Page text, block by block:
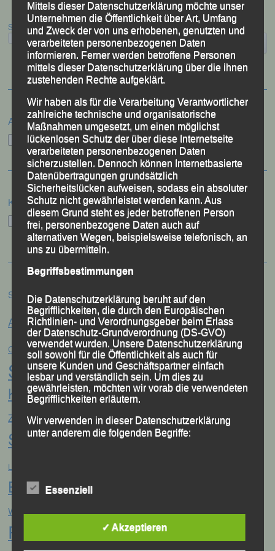
Suchen
Archiv
Archiv
Kategorien
Kategorien
Schlagwörter
Alex SellnerAnna Drexler Anne Schregle Arnstorf
Centa Hollweck Christina WimmerDJK DomlaufEva
SchultzFrank Schneider Franz
Keifenheim Georg Eibl Gerhard BauerGünter
Zahn Jahreshauptversammlung Jana VogelJonas
StorchJonathan Schubert
Linz
BernhardtMarion Kopp
Weinert
München Marathon
Passau Pocking Regensburg
Mittels dieser Datenschutzerklärung möchte unser
Unternehmen die Öffentlichkeit über Art, Umfang
und Zweck der von uns erhobenen, genutzten und
verarbeiteten personenbezogenen Daten
informieren. Ferner werden betroffene Personen
mittels dieser Datenschutzerklärung über die ihnen
zustehenden Rechte aufgeklärt.
Wir haben als für die Verarbeitung Verantwortlicher
zahlreiche technische und organisatorische
Maßnahmen umgesetzt, um einen möglichst
lückenlosen Schutz der über diese Internetseite
verarbeiteten personenbezogenen Daten
sicherzustellen. Dennoch können Internetbasierte
Datenübertragungen grundsätzlich
Sicherheitslücken aufweisen, sodass ein absoluter
Schutz nicht gewährleistet werden kann. Aus
diesem Grund steht es jeder betroffenen Person
frei, personenbezogene Daten auch auf
alternativen Wegen, beispielsweise telefonisch, an
uns zu übermitteln.
Begriffsbestimmungen
Die Datenschutzerklärung beruht auf den
Begrifflichkeiten, die durch den Europäischen
Richtlinien- und Verordnungsgeber beim Erlass
der Datenschutz-Grundverordnung (DS-GVO)
verwendet wurden. Unsere Datenschutzerklärung
soll sowohl für die Öffentlichkeit als auch für
unsere Kunden und Geschäftspartner einfach
lesbar und verständlich sein. Um dies zu
gewährleisten, möchten wir vorab die verwendeten
Begrifflichkeiten erläutern.
Wir verwenden in dieser Datenschutzerklärung
unter anderem die folgenden Begriffe:
Informationen, die sich auf eine identifizierte
oder identifizierbare natürliche Person (im
Folgenden „betroffene Person") beziehen.
Essenziell
✓ Akzeptieren